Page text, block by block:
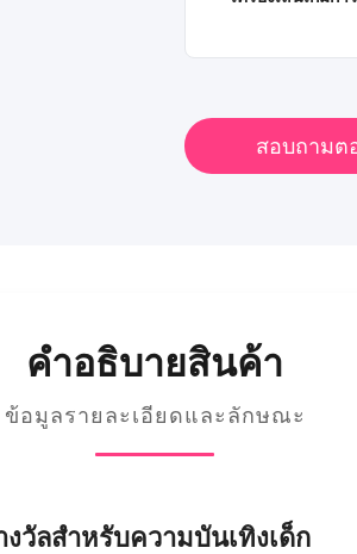
สอบถามต
คําอธิบายสินค้า
ข้อมูลรายละเอียดและลักษณะ
วัลสําหรับความบันเทิงเด็ก